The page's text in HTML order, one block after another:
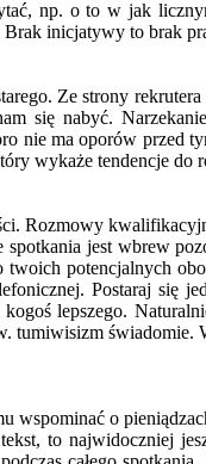
np. o to w jak
Brak inicjatywy to brak
Ze strony
się nabyć.
nie ma oporów przed
wykaże tendencje
Rozmowy
jest wbrew
potencjalnych
Postaraj się
lepszego.
świadomie.
wspominać o
to najwidoczniej